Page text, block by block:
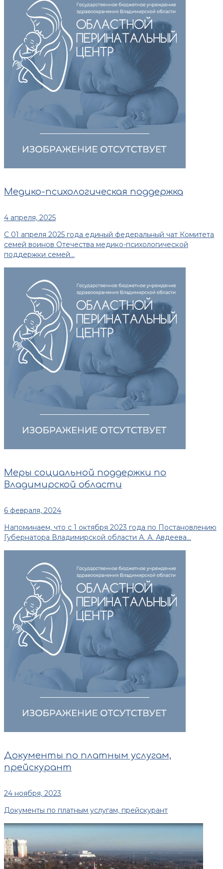
Медико-психологическая поддержка
4 апреля, 2025
С 01 апреля 2025 года единый федеральный чат Комитета
семей воинов Отечества медико-психологической
поддержки семей...
Меры социальной поддержки по
Владимирской области
6 февраля, 2024
Напоминаем, что с 1 октября 2023 года по Постановлению
Губернатора Владимирской области А. А. Авдеева...
Документы по платным услугам,
прейскурант
24 ноября, 2023
Документы по платным услугам, прейскурант